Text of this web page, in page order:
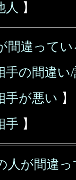
人 】
間違ってい
手の間違い/
手が悪い 】
手 】
人が間違っ